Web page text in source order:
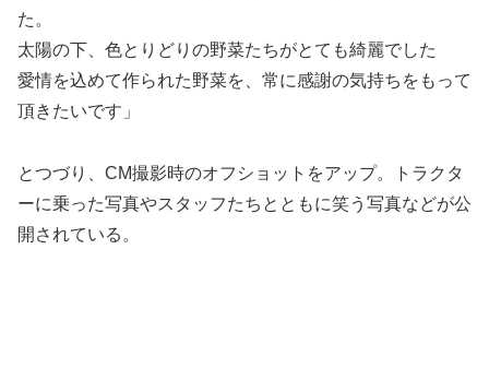
た。
太陽の下、色とりどりの野菜たちがとても綺麗でした
愛情を込めて作られた野菜を、常に感謝の気持ちをもって
頂きたいです」
とつづり、CM撮影時のオフショットをアップ。トラクタ
ーに乗った写真やスタッフたちとともに笑う写真などが公
開されている。